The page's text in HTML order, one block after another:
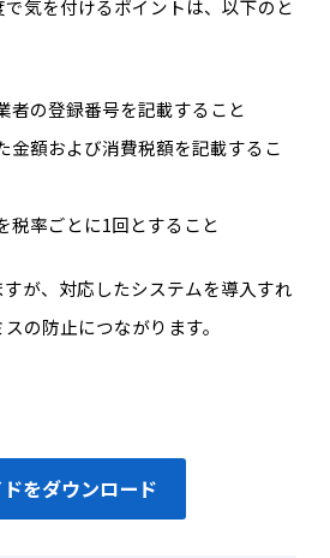
気を付けるポイントは、以下のと
者の登録番号を記載すること
金額および消費税額を記載するこ
税率ごとに1回とすること
が、対応したシステムを導入すれ
の防止につながります。
をダウンロード